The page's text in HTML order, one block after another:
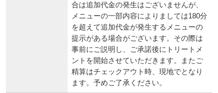
合は追加代金の発生はございませんが、
メニューの一部内容によりましては180分
を超えて追加代金が発生するメニューの
提示がある場合がございます。その際は
事前にご説明し、ご承諾後にトリートメ
ントを開始させていただきます。またご
精算はチェックアウト時、現地でとなり
ます。予めご了承ください。